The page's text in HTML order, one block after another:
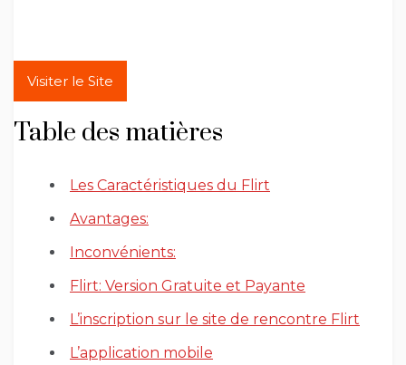
Visiter le Site
Table des matières
Les Caractéristiques du Flirt
Avantages:
Inconvénients:
Flirt: Version Gratuite et Payante
L’inscription sur le site de rencontre Flirt
L’application mobile